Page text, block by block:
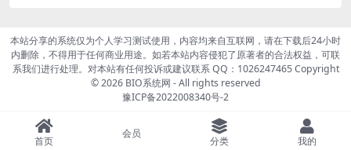
本站分享的系统仅为个人学习测试使用，内容均来自互联网，请在下载后24小时
内删除，不得用于任何商业用途。如若本站内容侵犯了原著者的合法权益，可联
系我们进行处理。对本站有任何投诉或建议联系 QQ：1026247465 Copyright
© 2026 BIO系统网 - All rights reserved
豫ICP备2022008340号-2
首页
会员
分类 我的